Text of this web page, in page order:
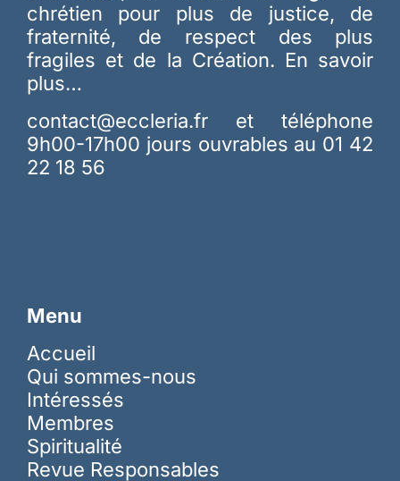
chrétien pour plus de justice, de
fraternité, de respect des plus
fragiles et de la Création. En savoir
plus…
contact@eccleria.fr et téléphone
9h00-17h00 jours ouvrables au 01 42
22 18 56
Menu
Accueil
Qui sommes-nous
Intéressés
Membres
Spiritualité
Revue Responsables